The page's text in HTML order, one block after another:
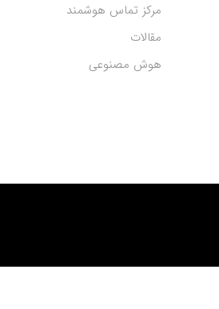
مرکز تماس هوشمند
مقالات
هوش مصنوعی